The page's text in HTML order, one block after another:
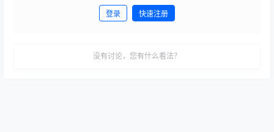
登录 快速注册
没有讨论，您有什么看法？